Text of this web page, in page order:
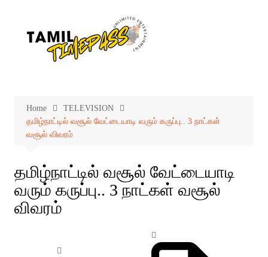
Home
TELEVISION
தமிழ்நாட்டில் வசூல் வேட்டையாடி வரும் கருப்பு.. 3 நாட்கள்
வசூல் விவரம்
தமிழ்நாட்டில் வசூல் வேட்டையாடி
வரும் கருப்பு.. 3 நாட்கள் வசூல்
விவரம்